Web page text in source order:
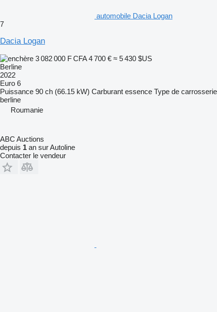
automobile Dacia Logan
7
Dacia Logan
3 082 000 F CFA4 700 € ≈ 5 430 $US
Berline
2022
Euro 6
Puissance 90 ch (66.15 kW) Carburant essence Type de carrosserie
berline
Roumanie
ABC Auctions
depuis 1 an sur Autoline
Contacter le vendeur